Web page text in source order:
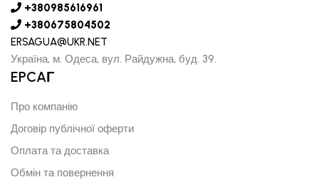
+380985616961
+380675804502
ERSAGUA@UKR.NET
Україна, м. Одеса, вул. Райдужна, буд. 39.
EPCAГ
Про компанію
Договір публічної оферти
Оплата та доставка
Обмін та повернення